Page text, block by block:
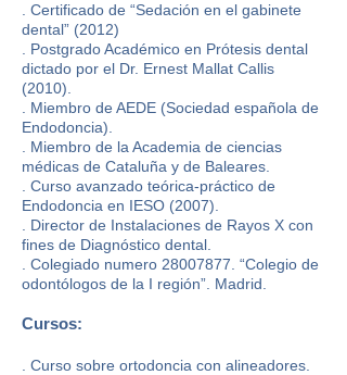
. Certificado de “Sedación en el gabinete
dental” (2012)
. Postgrado Académico en Prótesis dental
dictado por el Dr. Ernest Mallat Callis
(2010).
. Miembro de AEDE (Sociedad española de
Endodoncia).
. Miembro de la Academia de ciencias
médicas de Cataluña y de Baleares.
. Curso avanzado teórica-práctico de
Endodoncia en IESO (2007).
. Director de Instalaciones de Rayos X con
fines de Diagnóstico dental.
. Colegiado numero 28007877. “Colegio de
odontólogos de la I región”. Madrid.
Cursos:
Curso sobre ortodoncia con alineadores.